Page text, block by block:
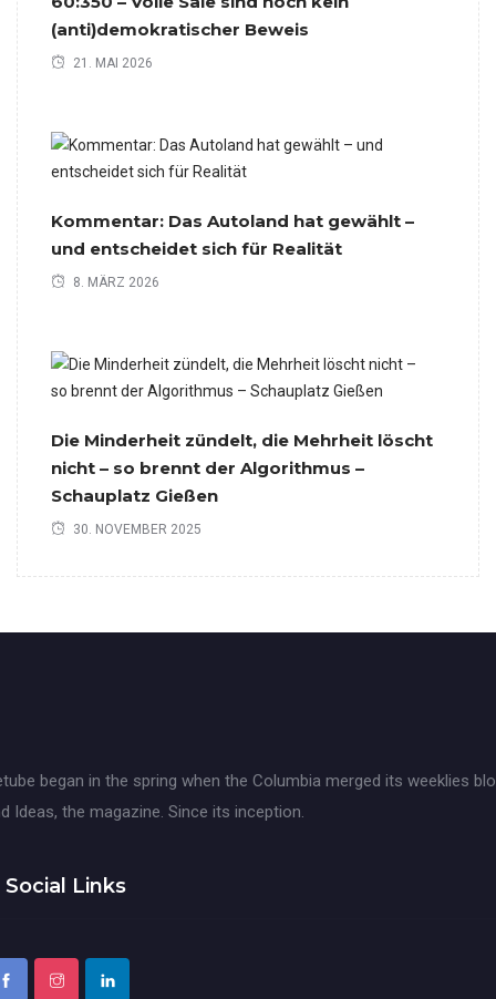
(anti)demokratischer Beweis
21. MAI 2026
Kommentar: Das Autoland hat gewählt –
und entscheidet sich für Realität
8. MÄRZ 2026
Die Minderheit zündelt, die Mehrheit löscht
nicht – so brennt der Algorithmus –
Schauplatz Gießen
30. NOVEMBER 2025
began in the spring when the Columbia merged its weeklies
Ideas, the magazine. Since its inception.
Social Links